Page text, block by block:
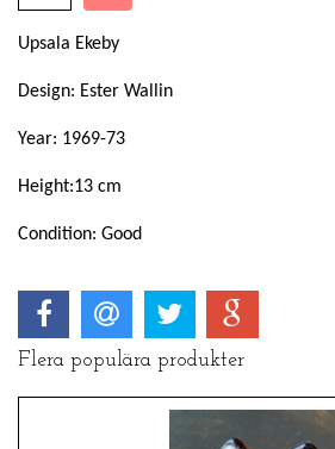
Upsala Ekeby
Design: Ester Wallin
Year: 1969-73
Height:13 cm
Condition: Good
Flera populära produkter